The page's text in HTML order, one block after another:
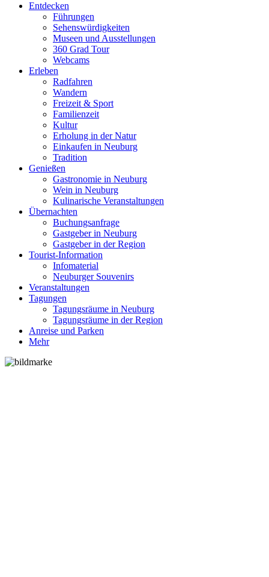
Entdecken
Führungen
Sehenswürdigkeiten
Museen und Ausstellungen
360 Grad Tour
Webcams
Erleben
Radfahren
Wandern
Freizeit & Sport
Familienzeit
Kultur
Erholung in der Natur
Einkaufen in Neuburg
Tradition
Genießen
Gastronomie in Neuburg
Wein in Neuburg
Kulinarische Veranstaltungen
Übernachten
Buchungsanfrage
Gastgeber in Neuburg
Gastgeber in der Region
Tourist-Information
Infomaterial
Neuburger Souvenirs
Veranstaltungen
Tagungen
Tagungsräume in Neuburg
Tagungsräume in der Region
Anreise und Parken
Mehr